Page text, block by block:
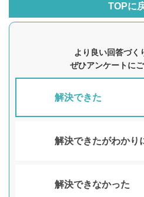
TOPに
より良い回答づく
ぜひアンケートに
解決できた
解決できたがわかり
解決できなかった